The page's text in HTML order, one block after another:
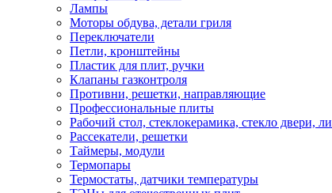
Лампы
Моторы обдува, детали гриля
Переключатели
Петли, кронштейны
Пластик для плит, ручки
Клапаны газконтроля
Противни, решетки, направляющие
Профессиональные плиты
Рабочий стол, стеклокерамика, стекло двери,
Рассекатели, решетки
Таймеры, модули
Термопары
Термостаты, датчики температуры